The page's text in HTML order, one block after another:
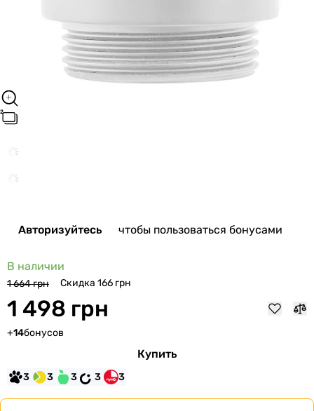
Авторизуйтесь чтобы пользоваться бонусами
В наличии
1 664 грн Скидка 166 грн
1 498 грн
+14бонусов
Купить
3 3 3 3 3